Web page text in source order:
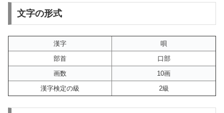
文字の形式
漢字
唄
部首
口部
画数
10画
漢字検定の級
2級